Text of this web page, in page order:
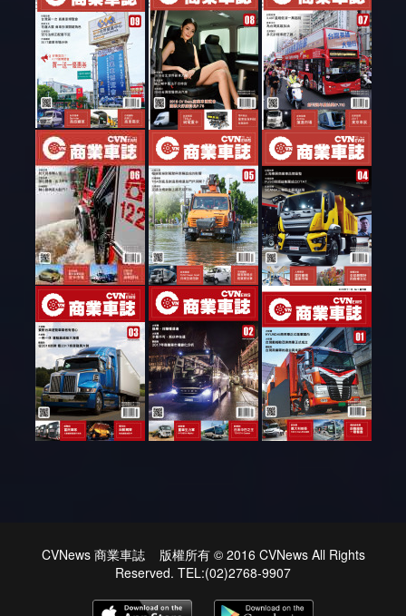
CVNews 商業車誌 版權所有 © 2016 CVNews All Rights
Reserved. TEL:(02)2768-9907